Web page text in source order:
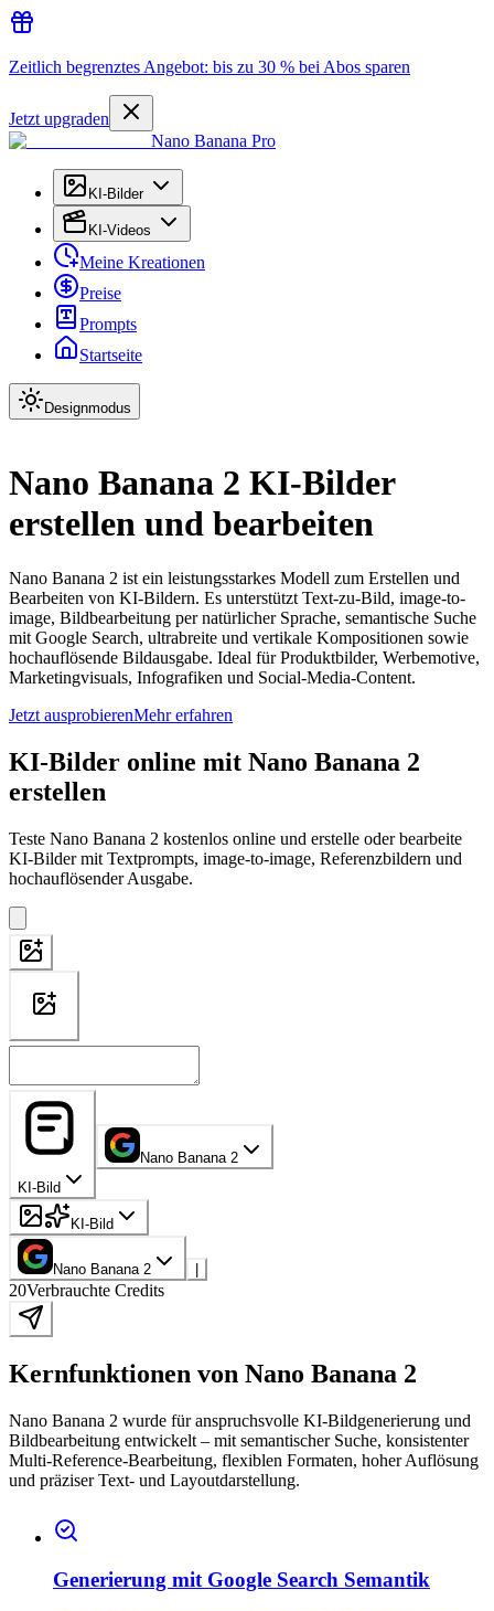
Zeitlich begrenztes Angebot: bis zu 30 % bei Abos sparen
Jetzt upgraden
Nano Banana Pro
KI-Bilder
KI-Videos
Meine Kreationen
Preise
Prompts
Startseite
Designmodus
Nano Banana 2 KI-Bilder
erstellen und bearbeiten
Nano Banana 2 ist ein leistungsstarkes Modell zum Erstellen und
Bearbeiten von KI-Bildern. Es unterstützt Text-zu-Bild, image-to-
image, Bildbearbeitung per natürlicher Sprache, semantische Suche
mit Google Search, ultrabreite und vertikale Kompositionen sowie
hochauflösende Bildausgabe. Ideal für Produktbilder, Werbemotive,
Marketingvisuals, Infografiken und Social-Media-Content.
Jetzt ausprobierenMehr erfahren
KI-Bilder online mit Nano Banana 2
erstellen
Teste Nano Banana 2 kostenlos online und erstelle oder bearbeite
KI-Bilder mit Textprompts, image-to-image, Referenzbildern und
hochauflösender Ausgabe.
KI-Bild
Nano Banana 2
KI-Bild
Nano Banana 2 |
20Verbrauchte Credits
Kernfunktionen von Nano Banana 2
Nano Banana 2 wurde für anspruchsvolle KI-Bildgenerierung und
Bildbearbeitung entwickelt – mit semantischer Suche, konsistenter
Multi-Reference-Bearbeitung, flexiblen Formaten, hoher Auflösung
und präziser Text- und Layoutdarstellung.
Generierung mit Google Search Semantik